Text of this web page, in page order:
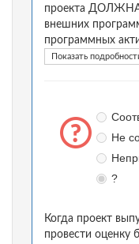
проекта ДОЛЖНА
внешних
программных
Показать
Не
?
Когда проект
провести оценку